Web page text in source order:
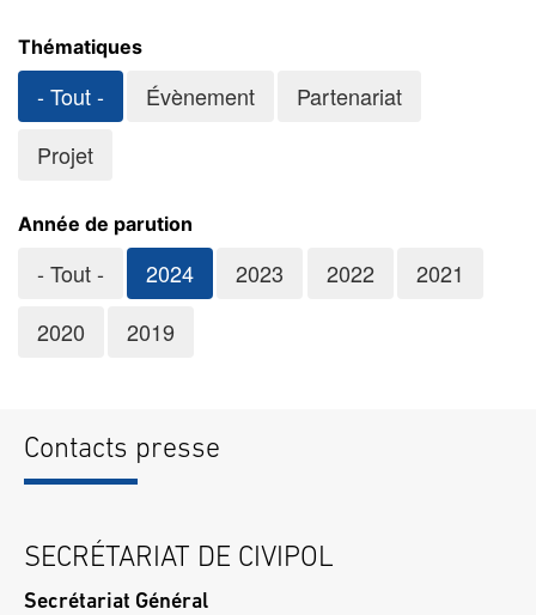
Thématiques
- Tout - Évènement
Partenariat
Projet
Année de parution
- Tout - 2024 2023 2022
2021
2020
2019
Contacts presse
SECRÉTARIAT DE CIVIPOL
Secrétariat Général